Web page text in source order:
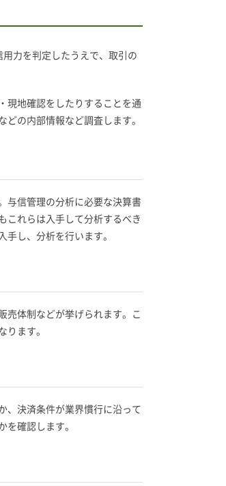
力を判定したうえで、取引の
現地確認をしたりすることを通
の内部情報など調査します。
与信管理の分析に必要な決算書
これらは入手して分析するべき
し、分析を行います。
売体制などが挙げられます。こ
ります。
、決済条件が業界慣行に沿って
を確認します。